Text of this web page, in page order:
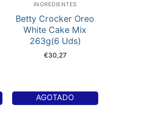
INGREDIENTES
Betty Crocker Oreo
White Cake Mix
263g(6 Uds)
€30,27
AGOTADO